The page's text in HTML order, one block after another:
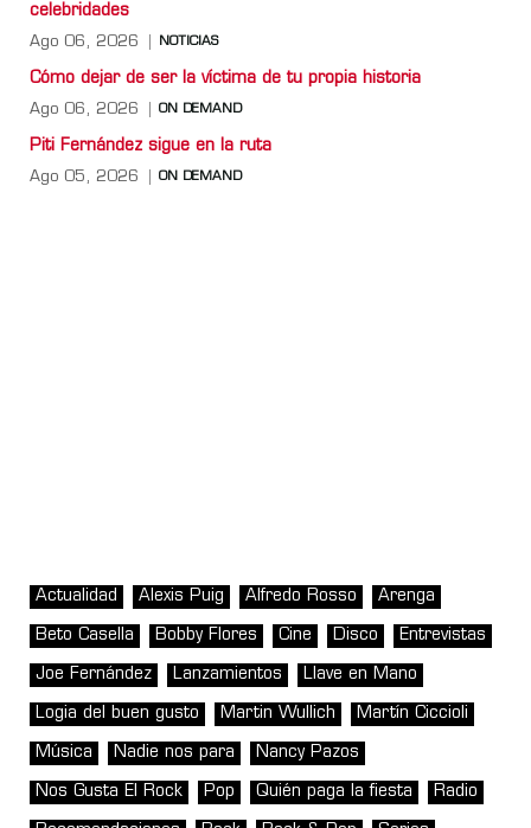
celebridades
Ago 06, 2026 NOTICIAS
Cómo dejar de ser la víctima de tu propia historia
Ago 06, 2026 ON DEMAND
Piti Fernández sigue en la ruta
Ago 05, 2026 ON DEMAND
Actualidad Alexis Puig Alfredo Rosso Arenga
Beto Casella Bobby Flores Cine Disco Entrevistas
Joe Fernández Lanzamientos Llave en Mano
Logia del buen gusto Martin Wullich Martín Ciccioli
Música Nadie nos para Nancy Pazos
Nos Gusta El Rock Pop Quién paga la fiesta Radio